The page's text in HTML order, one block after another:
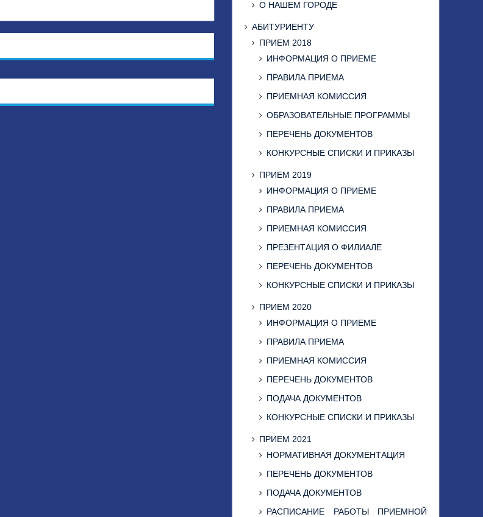
О НАШЕМ ГОРОДЕ
АБИТУРИЕНТУ
ПРИЕМ 2018
ИНФОРМАЦИЯ О ПРИЕМЕ
ПРАВИЛА ПРИЕМА
ПРИЕМНАЯ КОМИССИЯ
ОБРАЗОВАТЕЛЬНЫЕ ПРОГРАММЫ
ПЕРЕЧЕНЬ ДОКУМЕНТОВ
КОНКУРСНЫЕ СПИСКИ И ПРИКАЗЫ
ПРИЕМ 2019
ИНФОРМАЦИЯ О ПРИЕМЕ
ПРАВИЛА ПРИЕМА
ПРИЕМНАЯ КОМИССИЯ
ПРЕЗЕНТАЦИЯ О ФИЛИАЛЕ
ПЕРЕЧЕНЬ ДОКУМЕНТОВ
КОНКУРСНЫЕ СПИСКИ И ПРИКАЗЫ
ПРИЕМ 2020
ИНФОРМАЦИЯ О ПРИЕМЕ
ПРАВИЛА ПРИЕМА
ПРИЕМНАЯ КОМИССИЯ
ПЕРЕЧЕНЬ ДОКУМЕНТОВ
ПОДАЧА ДОКУМЕНТОВ
КОНКУРСНЫЕ СПИСКИ И ПРИКАЗЫ
ПРИЕМ 2021
НОРМАТИВНАЯ ДОКУМЕНТАЦИЯ
ПЕРЕЧЕНЬ ДОКУМЕНТОВ
ПОДАЧА ДОКУМЕНТОВ
РАСПИСАНИЕ РАБОТЫ ПРИЕМНОЙ